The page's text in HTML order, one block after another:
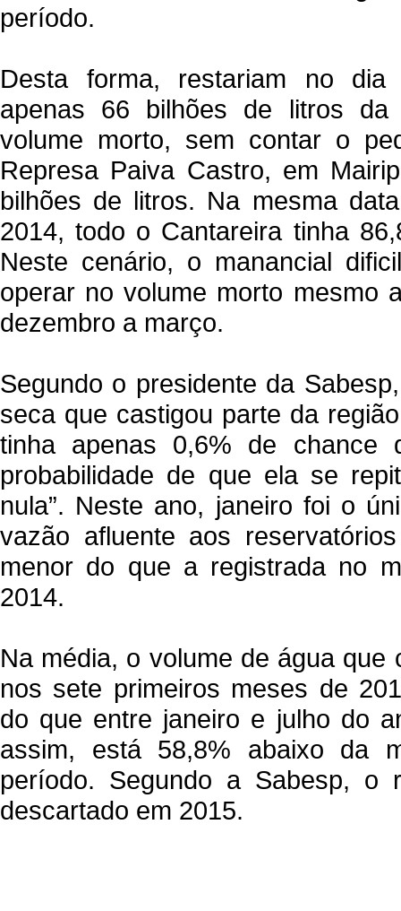
período.
Desta forma, restariam no
apenas 66 bilhões de litros da
volume morto, sem contar o
Represa Paiva Castro, em
bilhões de litros. Na mesma
2014, todo o Cantareira tinha
Neste cenário, o manancial
operar no volume morto mesmo
dezembro a março.
Segundo o presidente da
seca que castigou parte da
tinha apenas 0,6% de chance
probabilidade de que ela se
nula”. Neste ano, janeiro foi o
vazão afluente aos
menor do que a registrada no
2014.
Na média, o volume de água que
nos sete primeiros meses de
do que entre janeiro e julho do
assim, está 58,8% abaixo da
período. Segundo a Sabesp, o
descartado em 2015.